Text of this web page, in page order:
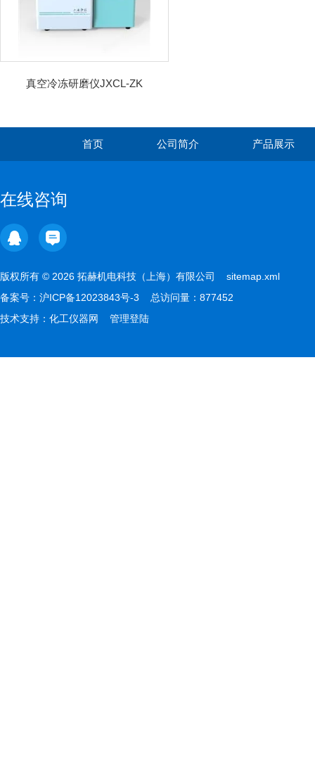
真空冷冻研磨仪JXCL-ZK
首页 公司简介 产品展示
在线咨询
版权所有 © 2026 拓赫机电科技（上海）有限公司 sitemap.xml
备案号： 沪ICP备12023843号-3 总访问量：877452
技术支持： 化工仪器网 管理登陆